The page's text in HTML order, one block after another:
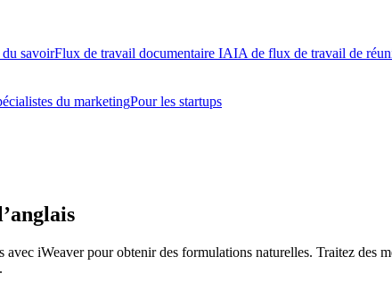
savoirFlux de travail documentaire IAIA de flux de travail de
du marketingPour les startups
avec iWeaver pour obtenir des formulations naturelles. Traitez des